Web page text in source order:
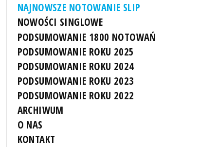
NAJNOWSZE NOTOWANIE SLIP
NOWOŚCI SINGLOWE
PODSUMOWANIE 1800 NOTOWAŃ
PODSUMOWANIE ROKU 2025
PODSUMOWANIE ROKU 2024
PODSUMOWANIE ROKU 2023
PODSUMOWANIE ROKU 2022
ARCHIWUM
O NAS
KONTAKT